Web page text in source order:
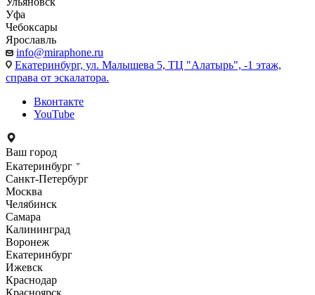
Уфа
Чебоксары
Ярославль
info@miraphone.ru
Екатеринбург, ул. Малышева 5, ТЦ "Алатырь", -1 этаж,
справа от эскалатора.
Вконтакте
YouTube
Ваш город
Екатеринбург
Санкт-Петербург
Москва
Челябинск
Самара
Калининград
Воронеж
Екатеринбург
Ижевск
Краснодар
Красноярск